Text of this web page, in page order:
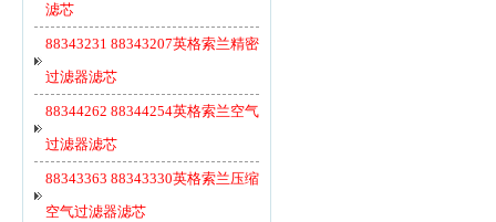
滤芯
88343231 88343207英格索兰精密
过滤器滤芯
88344262 88344254英格索兰空气
过滤器滤芯
88343363 88343330英格索兰压缩
空气过滤器滤芯